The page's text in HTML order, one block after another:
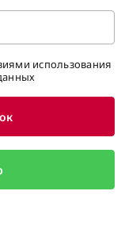
использования